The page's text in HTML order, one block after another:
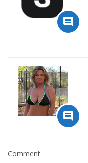


Comment